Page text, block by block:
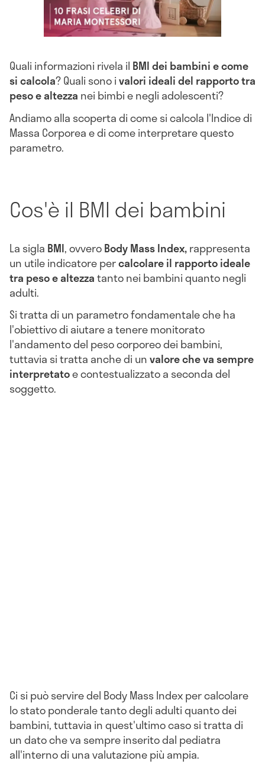
Quali informazioni rivela il BMI dei bambini e come
si calcola? Quali sono ivalori ideali del rapporto tra
peso e altezza nei bimbi e negli adolescenti?
Andiamo alla scoperta di come si calcola l'Indice di
Massa Corporea e di come interpretare questo
parametro.
Cos'è il BMI dei bambini
La sigla BMI, ovveroBody Mass Index,rappresenta
un utile indicatore percalcolare il rapporto ideale
tra peso e altezzatanto nei bambini quanto negli
adulti.
Si tratta di un parametro fondamentale che ha
l'obiettivo di aiutare a tenere monitorato
l'andamento del peso corporeo dei bambini,
tuttavia si tratta anche di unvalore che va sempre
interpretatoe contestualizzato a seconda del
soggetto.
Ci si può servire del Body Mass Index per calcolare
lo stato ponderale tanto degli adulti quanto dei
bambini, tuttavia in quest'ultimo caso si tratta di
un dato che va sempre inserito dal pediatra
all'interno di una valutazione più ampia.